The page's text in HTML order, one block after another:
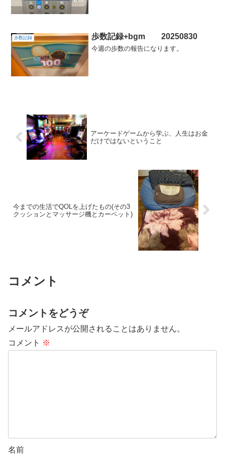
歩数記録 歩数記録+bgm 20250830
今週の歩数の報告になります。
アーケードゲームから学ぶ、人生はお金
だけではないということ
今までの生活でQOLを上げたもの(その3
クッションとマッサージ機とカーペット)
コメント
コメントをどうぞ
メールアドレスが公開されることはありません。
コメント ※
名前